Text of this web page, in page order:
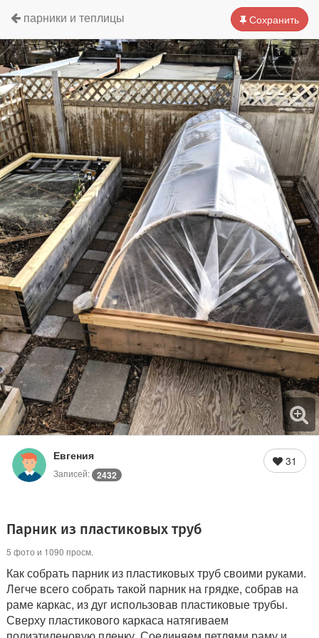
Сохранить
парники и теплицы
Евгения
Записей: 2432
31
Парник из пластиковых труб
5 фото и 1090 просм.
Как собрать парник из пластиковых труб своими руками.
Легче всего собрать такой парник на грядке, собрав на
раме каркас, из дуг использовав пластиковые трубы.
Сверху пластикового каркаса натягиваем